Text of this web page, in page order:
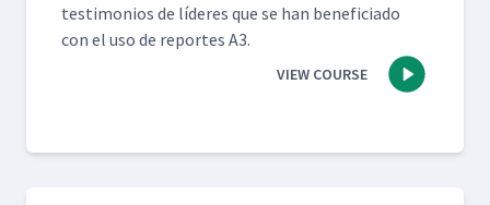
tes­ti­mo­nios de líderes que se han ben­e­fi­ci­a­do
con el uso de reportes A3.
VIEW COURSE